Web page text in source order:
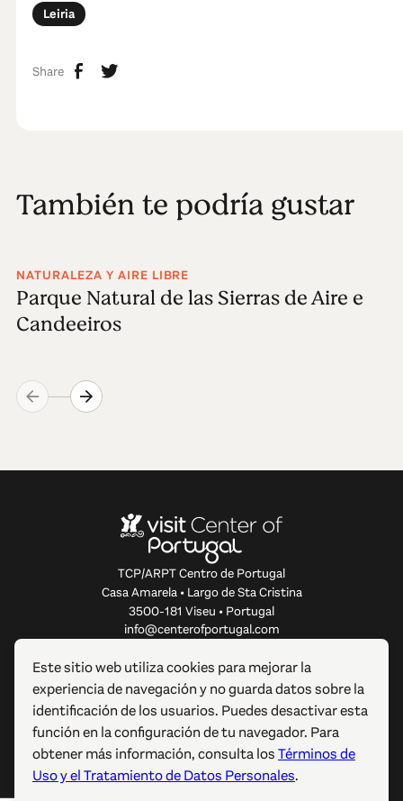
Leiria
Share
También te podría gustar
NATURALEZA Y AIRE LIBRE
Parque Natural de las Sierras de Aire e
Candeeiros
TCP/ARPT Centro de Portugal
Casa Amarela • Largo de Sta Cristina
3500-181 Viseu • Portugal
info@centerofportugal.com
SOBRE ESTE SITIO WEB
ENLACES ÚTILES
SÍGUENOS
Este sitio web utiliza cookies para mejorar la
experiencia de navegación y no guarda datos sobre la
identificación de los usuarios. Puedes desactivar esta
función en la configuración de tu navegador. Para
obtener más información, consulta losTérminos de
Uso y el Tratamiento de Datos Personales.